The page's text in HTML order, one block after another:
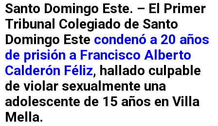
Santo Domingo Este. – El Primer
Tribunal Colegiado de Santo
Domingo Este condenó a 20 años
de prisión a Francisco Alberto
Calderón Féliz, hallado culpable
de violar sexualmente una
adolescente de 15 años en Villa
Mella.